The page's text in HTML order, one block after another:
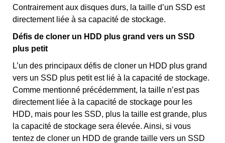
Contrairement aux disques durs, la taille d’un SSD est
directement liée à sa capacité de stockage.
Défis de cloner un HDD plus grand vers un SSD
plus petit
L’un des principaux défis de cloner un HDD plus grand
vers un SSD plus petit est lié à la capacité de stockage.
Comme mentionné précédemment, la taille n’est pas
directement liée à la capacité de stockage pour les
HDD, mais pour les SSD, plus la taille est grande, plus
la capacité de stockage sera élevée. Ainsi, si vous
tentez de cloner un HDD de grande taille vers un SSD